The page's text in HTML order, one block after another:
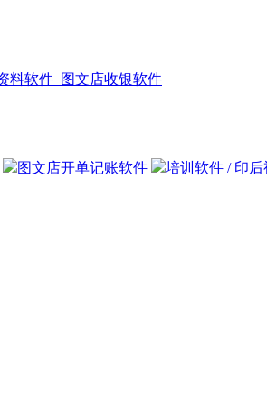
图文店开单记账软件
培训软件 / 印后